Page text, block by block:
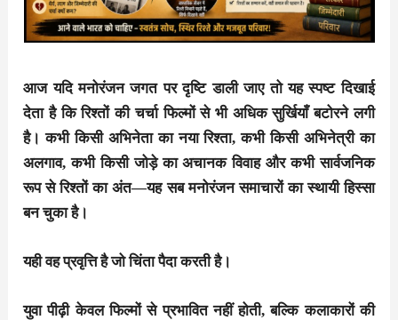
आज यदि मनोरंजन जगत पर दृष्टि डाली जाए तो यह स्पष्ट दिखाई
देता है कि रिश्तों की चर्चा फिल्मों से भी अधिक सुर्खियाँ बटोरने लगी
है। कभी किसी अभिनेता का नया रिश्ता, कभी किसी अभिनेत्री का
अलगाव, कभी किसी जोड़े का अचानक विवाह और कभी सार्वजनिक
रूप से रिश्तों का अंत—यह सब मनोरंजन समाचारों का स्थायी हिस्सा
बन चुका है।
यही वह प्रवृत्ति है जो चिंता पैदा करती है।
युवा पीढ़ी केवल फिल्मों से प्रभावित नहीं होती, बल्कि कलाकारों की